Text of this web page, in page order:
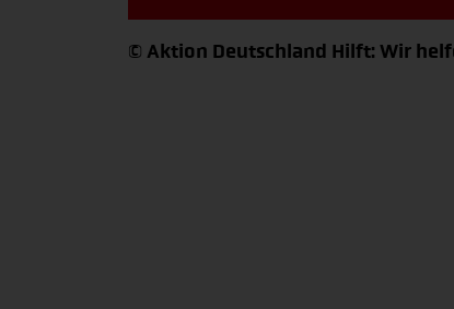
© Aktion Deutschland Hilft: Wir